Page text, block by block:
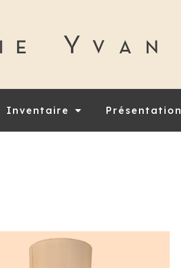
Inventaire Présentation